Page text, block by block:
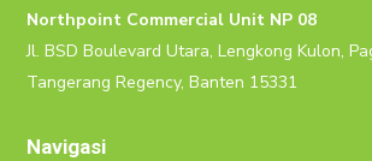
Northpoint Commercial Unit NP 08
Jl. BSD Boulevard Utara, Lengkong Kulon,
Tangerang Regency, Banten 15331
Navigasi